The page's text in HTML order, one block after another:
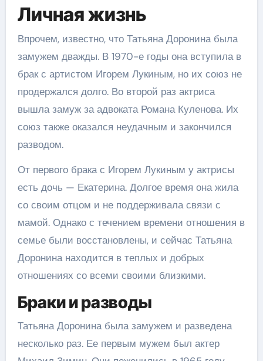
Личная жизнь
Впрочем, известно, что Татьяна Доронина была
замужем дважды. В 1970-е годы она вступила в
брак с артистом Игорем Лукиным, но их союз не
продержался долго. Во второй раз актриса
вышла замуж за адвоката Романа Куленова. Их
союз также оказался неудачным и закончился
разводом.
От первого брака с Игорем Лукиным у актрисы
есть дочь — Екатерина. Долгое время она жила
со своим отцом и не поддерживала связи с
мамой. Однако с течением времени отношения в
семье были восстановлены, и сейчас Татьяна
Доронина находится в теплых и добрых
отношениях со всеми своими близкими.
Браки и разводы
Татьяна Доронина была замужем и разведена
несколько раз. Ее первым мужем был актер